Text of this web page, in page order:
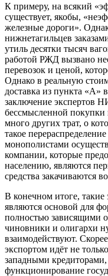
К примеру, на всякий
существует, якобы,
железные дороги».
нижнетагильцев
утиль десятки тысяч
работой РЖД вызвано
перевозок и ценой,
Однако в реальную
доставка из пункта «А»
заключение экспертов
бессмысленной покупки
много других трат, о
такое
монополистами
компании, которые
населению, являются
средства закачиваются
В конечном итоге,
являются основой для
полностью зависящими
чиновники и олигархи
взаимодействуют.
экспортом идёт не
западными
функционирование